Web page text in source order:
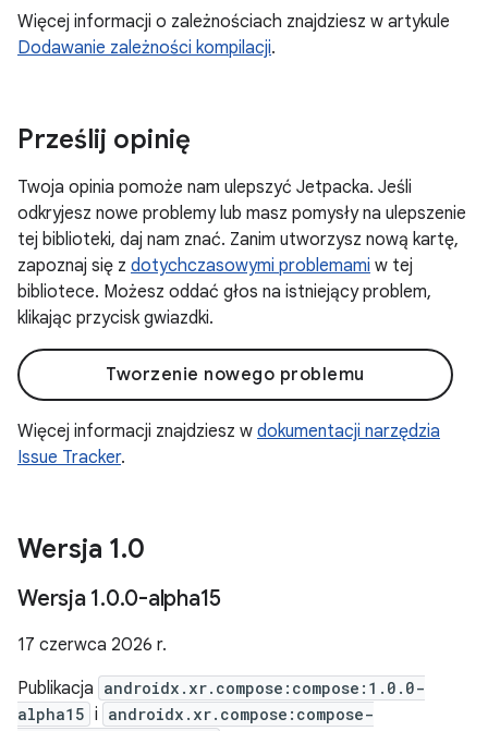
Więcej informacji o zależnościach znajdziesz w artykule
Dodawanie zależności kompilacji.
Prześlij opinię
Twoja opinia pomoże nam ulepszyć Jetpacka. Jeśli
odkryjesz nowe problemy lub masz pomysły na ulepszenie
tej biblioteki, daj nam znać. Zanim utworzysz nową kartę,
zapoznaj się z dotychczasowymi problemami w tej
bibliotece. Możesz oddać głos na istniejący problem,
klikając przycisk gwiazdki.
Tworzenie nowego problemu
Więcej informacji znajdziesz w dokumentacji narzędzia
Issue Tracker.
Wersja 1.0
Wersja 1.0.0-alpha15
17 czerwca 2026 r.
Publikacja androidx.xr.compose:compose:1.0.0-
alpha15 i androidx.xr.compose:compose-